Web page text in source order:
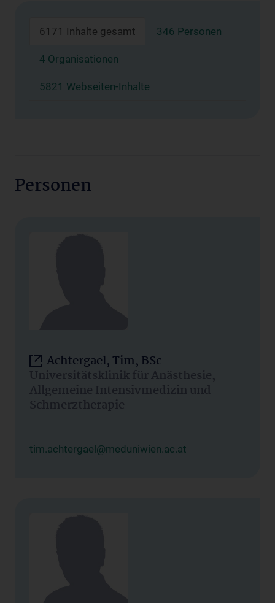
6171 Inhalte gesamt 346 Personen
4 Organisationen
5821 Webseiten-Inhalte
Personen
Achtergael, Tim, BSc
Universitätsklinik für Anästhesie,
Allgemeine Intensivmedizin und
Schmerztherapie
tim.achtergael@meduniwien.ac.at